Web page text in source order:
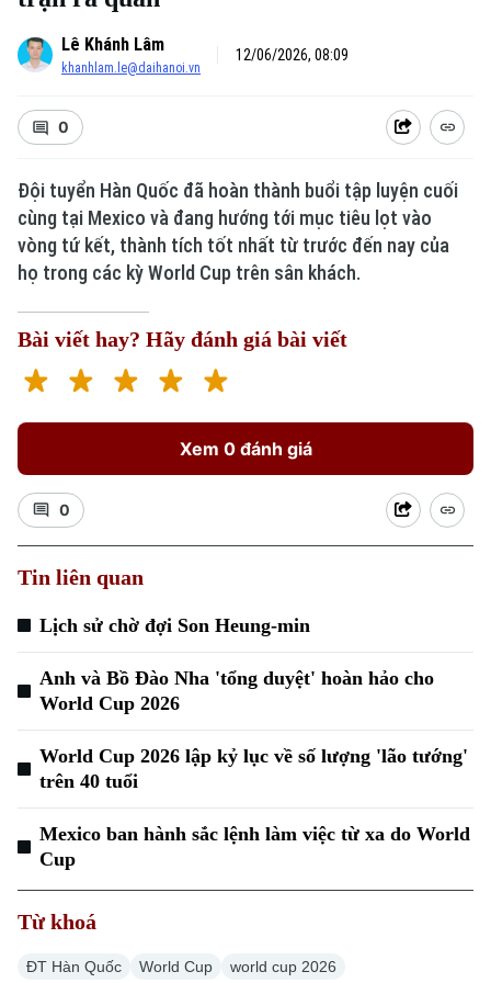
Xu hướng
Lê Khánh Lâm
khanhlam.le@daihanoi.vn
12/06/2026, 08:09
0
Đội tuyển Hàn Quốc đã hoàn thành buổi tập luyện cuối
cùng tại Mexico và đang hướng tới mục tiêu lọt vào
vòng tứ kết, thành tích tốt nhất từ trước đến nay của
họ trong các kỳ World Cup trên sân khách.
Bài viết hay? Hãy đánh giá bài viết
Xem 0 đánh giá
0
Tin liên quan
Lịch sử chờ đợi Son Heung-min
Anh và Bồ Đào Nha 'tổng duyệt' hoàn hảo cho
World Cup 2026
World Cup 2026 lập kỷ lục về số lượng 'lão tướng'
trên 40 tuổi
Mexico ban hành sắc lệnh làm việc từ xa do World
Cup
Từ khoá
ĐT Hàn Quốc World Cup world cup 2026